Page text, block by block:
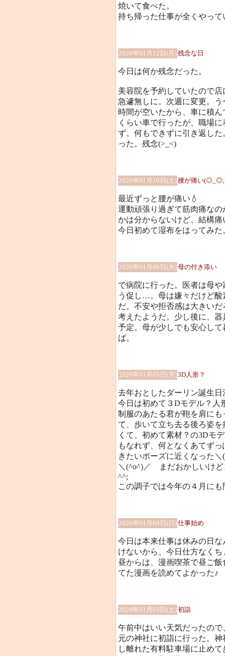
焼いて食べた。
持ち帰った仕事が全くやっ
2026年01月12日(月)残念な日
今日は何か残念だった。
美容院を予約していたので
急遽無しに。次週に変更。う
時間が空いたから、車に積
くらい車で行ったが、職場
ず。何もできずに引き返し
った。残念(>_<)
2026年01月10日(土) 腰が痛い
最近ずっと腰が痛い💧
運動頑張り過ぎて筋肉痛な
かは分からないけど、結構
今日初めて湿布をはってみた
2026年01月06日(火)母の付き添い
で病院に行った。医者は母
う促し…。母は嫌々だけど
だ。不安や拒否感は大きい
考えたようだ。少し後に、
予定。母が少しでも安心し
ば。
2026年01月05日(月)3D人形？
去年おとしたダーリン誕生
今日は初めて３Dモデル？人
制服のあたる君が鞄を肩に
て、歩いて立ち去る後ろ姿
くて、初めて素材？の3Dモ
もなれず、何となくあてず
きたいポーズに近くなった
＼(^o^)／ まだおかしいけど
^^;
この調子では今年の４月に
2026年01月04日(日)仕事始め
今日は本来仕事は休みの日
けないから、今日仕方なく
昼からは、漫画喫茶で昼ご
てた漫画を読めてよかった♪
2026年01月03日(土)初詣
午前中はいい天気だったの
元の神社に初詣に行った。
し離れた有料駐車場に止め